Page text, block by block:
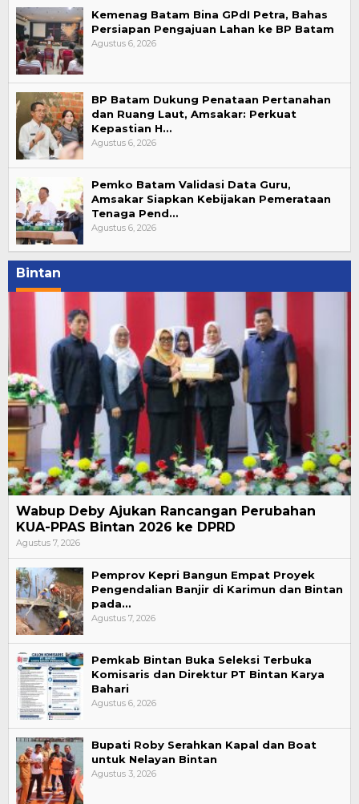
Kemenag Batam Bina GPdI Petra, Bahas
Persiapan Pengajuan Lahan ke BP Batam
Agustus 6, 2026
BP Batam Dukung Penataan Pertanahan
dan Ruang Laut, Amsakar: Perkuat
Kepastian H…
Agustus 6, 2026
Pemko Batam Validasi Data Guru,
Amsakar Siapkan Kebijakan Pemerataan
Tenaga Pend…
Agustus 6, 2026
Bintan
Wabup Deby Ajukan Rancangan Perubahan
KUA-PPAS Bintan 2026 ke DPRD
Agustus 7, 2026
Pemprov Kepri Bangun Empat Proyek
Pengendalian Banjir di Karimun dan Bintan
pada…
Agustus 7, 2026
Pemkab Bintan Buka Seleksi Terbuka
Komisaris dan Direktur PT Bintan Karya
Bahari
Agustus 6, 2026
Bupati Roby Serahkan Kapal dan Boat
untuk Nelayan Bintan
Agustus 3, 2026